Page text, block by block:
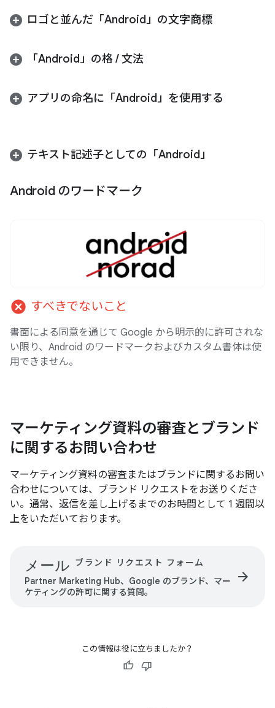
ロゴと並んだ「Android」の文字商標
「Android」の格/文法
アプリの命名に「Android」を使用する
テキスト記述子としての「Android」
Android のワードマーク
cancel すべきでないこと
書面による同意を通じて Google から明示的に許可されな
い限り、Android のワードマークおよびカスタム書体は使
用できません。
マーケティング資料の審査とブランド
に関するお問い合わせ
マーケティング資料の審査またはブランドに関するお問い
合わせについては、ブランド リクエストをお送りくださ
い。通常、返信を差し上げるまでのお時間として 1 週間以
上をいただいております。
メール ブランド リクエスト フォーム
Partner Marketing Hub、Google のブランド、マー
ケティングの許可に関する質問。
arrow_forward
この情報は役に立ちましたか？